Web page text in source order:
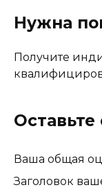
Нужна
Получите
Оставьте
Ваша общая
Заголовок